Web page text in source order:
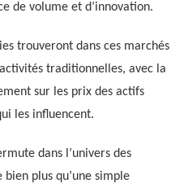
de volume et d’innovation.
trouveront dans ces marchés
traditionnelles, avec la
sur les prix des actifs
les influencent.
dans l’univers des
plus qu’une simple